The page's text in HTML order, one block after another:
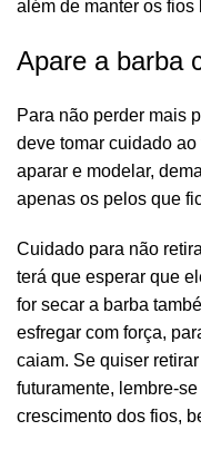
além de manter os
Apare a barba
Para não perder mais
deve tomar cuidado
aparar e modelar,
apenas os pelos que
Cuidado para não
terá que esperar que
for secar a barba
esfregar com força,
caiam. Se quiser
futuramente, lembre-
crescimento dos fios,